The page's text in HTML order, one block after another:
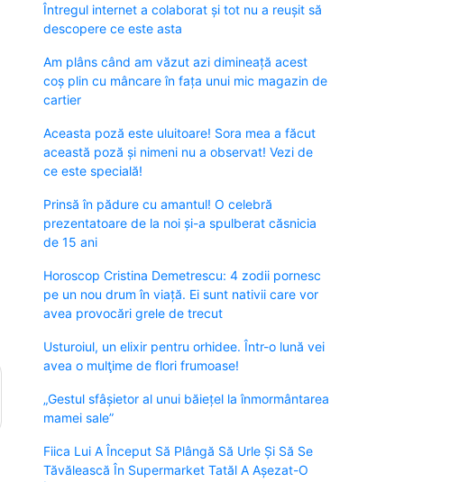
Întregul internet a colaborat și tot nu a reușit să
descopere ce este asta
Am plâns când am văzut azi dimineață acest
coș plin cu mâncare în fața unui mic magazin de
cartier
Aceasta poză este uluitoare! Sora mea a făcut
această poză și nimeni nu a observat! Vezi de
ce este specială!
Prinsă în pădure cu amantul! O celebră
prezentatoare de la noi și-a spulberat căsnicia
de 15 ani
Horoscop Cristina Demetrescu: 4 zodii pornesc
pe un nou drum în viață. Ei sunt nativii care vor
avea provocări grele de trecut
Usturoiul, un elixir pentru orhidee. Într-o lună vei
avea o mulţime de flori frumoase!
„Gestul sfâșietor al unui băiețel la înmormântarea
mamei sale”
Fiica Lui A Început Să Plângă Să Urle Și Să Se
Tăvălească În Supermarket Tatăl A Așezat-O